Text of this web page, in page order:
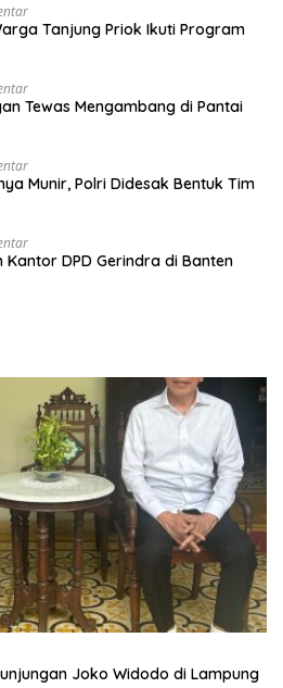
Tanjung Priok Ikuti Program
Tewas Mengambang di Pantai
Munir, Polri Didesak Bentuk Tim
Kantor DPD Gerindra di Banten
Joko Widodo di Lampung